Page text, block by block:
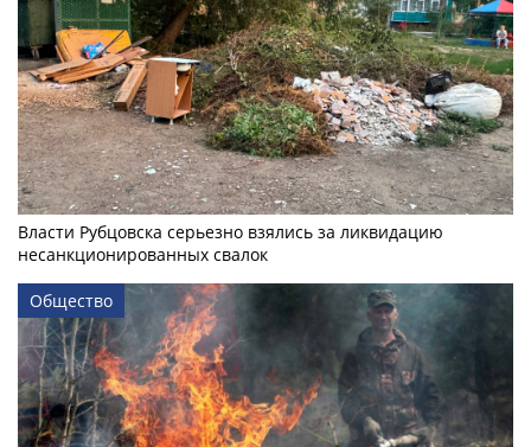
Власти Рубцовска серьезно взялись за ликвидацию
несанкционированных свалок
Общество